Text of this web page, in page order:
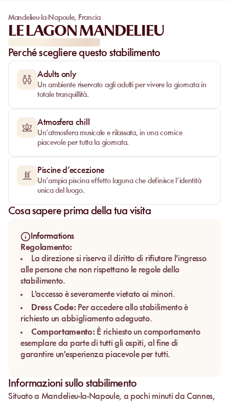
Mandelieu-la-Napoule, Francia
LE LAGON MANDELIEU
Perché scegliere questo stabilimento
Adults only
Un ambiente riservato agli adulti per vivere la giornata in
totale tranquillità.
Atmosfera chill
Un’atmosfera musicale e rilassata, in una cornice
piacevole per tutta la giornata.
Piscine d’eccezione
Un’ampia piscina effetto laguna che definisce l’identità
unica del luogo.
Cosa sapere prima della tua visita
Informations
Regolamento:
La direzione si riserva il diritto di rifiutare l'ingresso
alle persone che non rispettano le regole dello
stabilimento.
L'accesso è severamente vietato ai minori.
Dress Code: Per accedere allo stabilimento è
richiesto un abbigliamento adeguato.
Comportamento: È richiesto un comportamento
esemplare da parte di tutti gli ospiti, al fine di
garantire un'esperienza piacevole per tutti.
Informazioni sullo stabilimento
Situato a Mandelieu-la-Napoule, a pochi minuti da Cannes,